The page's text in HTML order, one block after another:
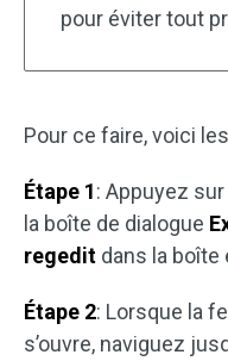
pour éviter tout
Pour ce faire, voici
Étape 1: Appuyez
la boîte de dialogue
regedit dans la boîte
Étape 2: Lorsque la
s’ouvre, naviguez